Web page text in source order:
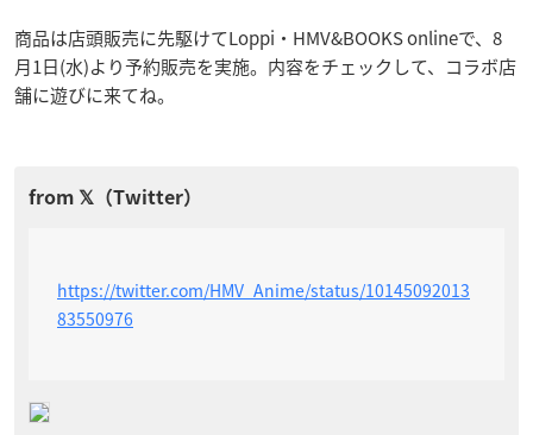
商品は店頭販売に先駆けてLoppi・HMV&BOOKS onlineで、8
月1日(水)より予約販売を実施。内容をチェックして、コラボ店
舗に遊びに来てね。
https://twitter.com/HMV_Anime/status/10145092013
83550976